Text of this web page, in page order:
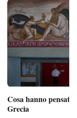
Cosa hanno pensato
Grecia